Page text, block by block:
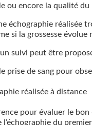
ou encore la qualité
échographie réalisée
si la grossesse évolue
suivi peut être
prise de sang pour
réalisée à distance
pour évaluer le
l’échographie du